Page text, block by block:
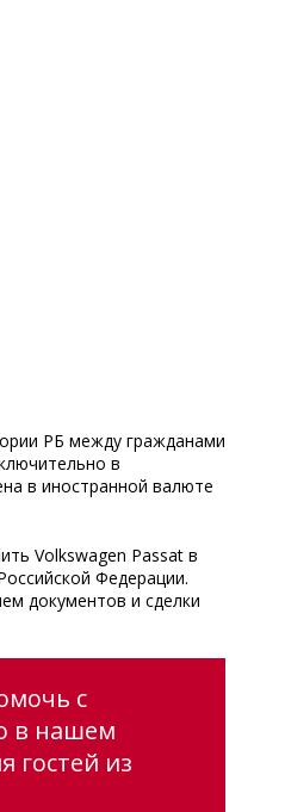
РБ между гражданами
в
в иностранной валюте
Volkswagen Passat в
Федерации.
документов и сделки
с
в нашем
гостей из